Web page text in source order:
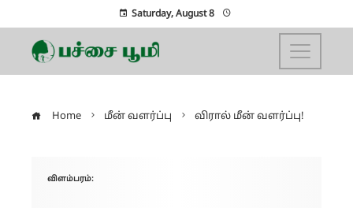
Saturday, August 8
Home மீன் வளர்ப்பு விரால் மீன் வளர்ப்பு!
விளம்பரம்: